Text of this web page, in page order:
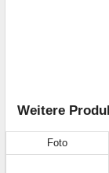
Weitere
Foto